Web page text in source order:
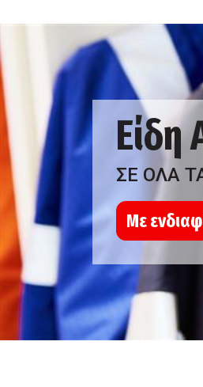
Είδη
ΣΕ ΟΛΑ
Με